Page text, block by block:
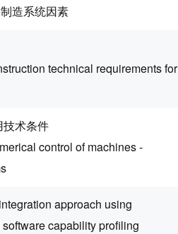
造系统因素
technical requirements for
术条件
control of machines -
approach using
capability profiling